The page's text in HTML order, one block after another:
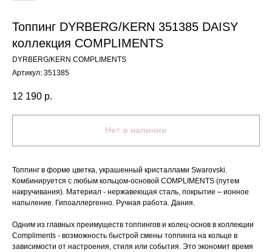
Топпинг DYRBERG/KERN 351385 DAISY
коллекция COMPLIMENTS
DYRBERG/KERN COMPLIMENTS
Артикул: 351385
12 190 р.
Нет в наличии
Топпинг в форме цветка, украшенный кристаллами Swarovski.
Комбинируется с любым кольцом-основой COMPLIMENTS (путем
накручивания). Материал - нержавеющая сталь, покрытие – ионное
напыление. Гипоаллергенно. Ручная работа. Дания.
Одним из главных преимуществ топпингов и колец-основ в коллекции
Compliments - возможность быстрой смены топпинга на кольце в
зависимости от настроения, стиля или события. Это экономит время